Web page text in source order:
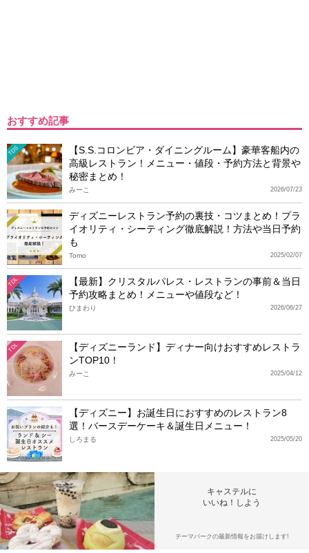
おすすめ記事
TDS
【S.S.コロンビア・ダイニングルーム】豪華客船内の
高級レストラン！メニュー・値段・予約方法と背景や
秘密まとめ！
2026/07/23
みーこ
ディズニーレストラン予約の裏技・コツまとめ！プラ
イオリティ・シーティング徹底解説！方法や当日予約
も
2025/02/07
Tomo
TDL
【最新】クリスタルパレス・レストランの事前＆当日
予約攻略まとめ！メニューや値段など！
2026/06/27
ひまわり
TDL
【ディズニーランド】ディナー向けおすすめレストラ
ンTOP10！
2025/04/12
みーこ
【ディズニー】お誕生日におすすめのレストラン8
選！バースデーケーキ＆誕生日メニュー！
2025/05/20
しろまる
キャステルに
いいね！しよう
テーマパークの最新情報をお届けします!